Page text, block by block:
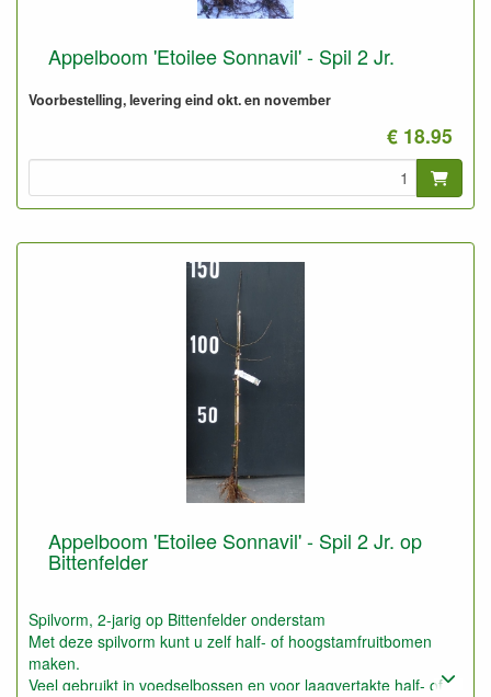
Appelboom 'Etoilee Sonnavil' - Spil 2 Jr.
Voorbestelling, levering eind okt. en november
€ 18.95
Appelboom 'Etoilee Sonnavil' - Spil 2 Jr. op
Bittenfelder
Spilvorm, 2-jarig op Bittenfelder onderstam
Met deze spilvorm kunt u zelf half- of hoogstamfruitbomen
maken.
Veel gebruikt in voedselbossen en voor laagvertakte half- of